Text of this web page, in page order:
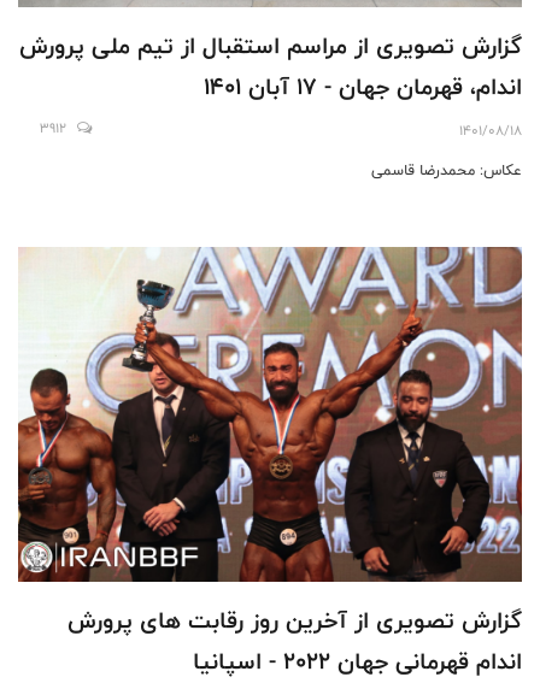
گزارش تصویری از مراسم استقبال از تیم ملی پرورش
اندام، قهرمان جهان - 17 آبان 1401
1401/08/18
3912
عکاس: محمدرضا قاسمی
گزارش تصویری از آخرین روز رقابت های پرورش
اندام قهرمانى جهان ٢٠٢٢ - اسپانیا